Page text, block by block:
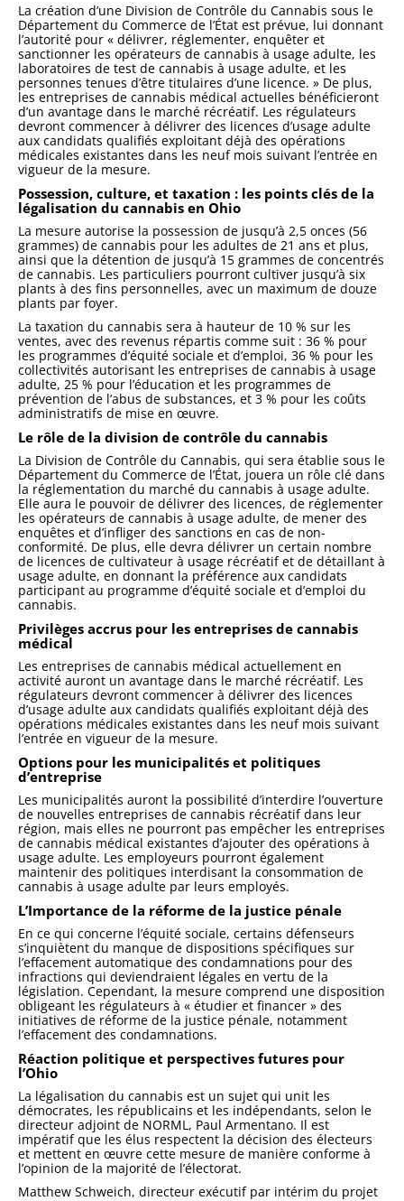
La création d’une Division de Contrôle du Cannabis sous le
Département du Commerce de l’État est prévue, lui donnant
l’autorité pour « délivrer, réglementer, enquêter et
sanctionner les opérateurs de cannabis à usage adulte, les
laboratoires de test de cannabis à usage adulte, et les
personnes tenues d’être titulaires d’une licence. » De plus,
les entreprises de cannabis médical actuelles bénéficieront
d’un avantage dans le marché récréatif. Les régulateurs
devront commencer à délivrer des licences d’usage adulte
aux candidats qualifiés exploitant déjà des opérations
médicales existantes dans les neuf mois suivant l’entrée en
vigueur de la mesure.
Possession, culture, et taxation : les points clés de la
légalisation du cannabis en Ohio
La mesure autorise la possession de jusqu’à 2,5 onces (56
grammes) de cannabis pour les adultes de 21 ans et plus,
ainsi que la détention de jusqu’à 15 grammes de concentrés
de cannabis. Les particuliers pourront cultiver jusqu’à six
plants à des fins personnelles, avec un maximum de douze
plants par foyer.
La taxation du cannabis sera à hauteur de 10 % sur les
ventes, avec des revenus répartis comme suit : 36 % pour
les programmes d’équité sociale et d’emploi, 36 % pour les
collectivités autorisant les entreprises de cannabis à usage
adulte, 25 % pour l’éducation et les programmes de
prévention de l’abus de substances, et 3 % pour les coûts
administratifs de mise en œuvre.
Le rôle de la division de contrôle du cannabis
La Division de Contrôle du Cannabis, qui sera établie sous le
Département du Commerce de l’État, jouera un rôle clé dans
la réglementation du marché du cannabis à usage adulte.
Elle aura le pouvoir de délivrer des licences, de réglementer
les opérateurs de cannabis à usage adulte, de mener des
enquêtes et d’infliger des sanctions en cas de non-
conformité. De plus, elle devra délivrer un certain nombre
de licences de cultivateur à usage récréatif et de détaillant à
usage adulte, en donnant la préférence aux candidats
participant au programme d’équité sociale et d’emploi du
cannabis.
Privilèges accrus pour les entreprises de cannabis
médical
Les entreprises de cannabis médical actuellement en
activité auront un avantage dans le marché récréatif. Les
régulateurs devront commencer à délivrer des licences
d’usage adulte aux candidats qualifiés exploitant déjà des
opérations médicales existantes dans les neuf mois suivant
l’entrée en vigueur de la mesure.
Options pour les municipalités et politiques
d’entreprise
Les municipalités auront la possibilité d’interdire l’ouverture
de nouvelles entreprises de cannabis récréatif dans leur
région, mais elles ne pourront pas empêcher les entreprises
de cannabis médical existantes d’ajouter des opérations à
usage adulte. Les employeurs pourront également
maintenir des politiques interdisant la consommation de
cannabis à usage adulte par leurs employés.
L’Importance de la réforme de la justice pénale
En ce qui concerne l’équité sociale, certains défenseurs
s’inquiètent du manque de dispositions spécifiques sur
l’effacement automatique des condamnations pour des
infractions qui deviendraient légales en vertu de la
législation. Cependant, la mesure comprend une disposition
obligeant les régulateurs à « étudier et financer » des
initiatives de réforme de la justice pénale, notamment
l’effacement des condamnations.
Réaction politique et perspectives futures pour
l’Ohio
La légalisation du cannabis est un sujet qui unit les
démocrates, les républicains et les indépendants, selon le
directeur adjoint de NORML, Paul Armentano. Il est
impératif que les élus respectent la décision des électeurs
et mettent en œuvre cette mesure de manière conforme à
l’opinion de la majorité de l’électorat.
Matthew Schweich, directeur exécutif par intérim du projet